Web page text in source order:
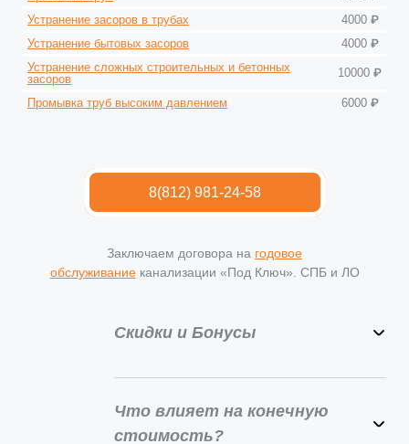
Устранение засоров в трубах
4000 ₽
Устранение бытовых засоров
4000 ₽
Устранение сложных строительных и бетонных
засоров
10000 ₽
Промывка труб высоким давлением 6000 ₽
8(812) 981-24-58
Заключаем договора на годовое
обслуживаниеканализации «Под Ключ». СПБ и ЛО
Скидки и Бонусы
заполнении технического задания.
10%-50% с первого заказа всем
Что влияет на конечную
стоимость?